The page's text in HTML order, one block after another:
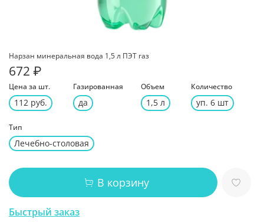
Нарзан минеральная вода 1,5 л ПЭТ газ
672 ₽
Цена за шт.
112 руб.
Газированная
да
Объем
1,5 л
Количество
уп. 6 шт
Тип
Лечебно-столовая
В корзину
Быстрый заказ